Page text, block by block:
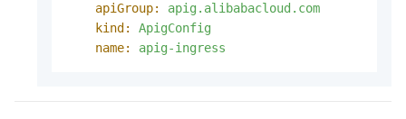
apiGroup:
apig.alibabacloud.com
kind:
ApigConfig
name:
apig-ingress